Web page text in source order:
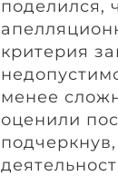
поделился,
критерия
менее
оценили